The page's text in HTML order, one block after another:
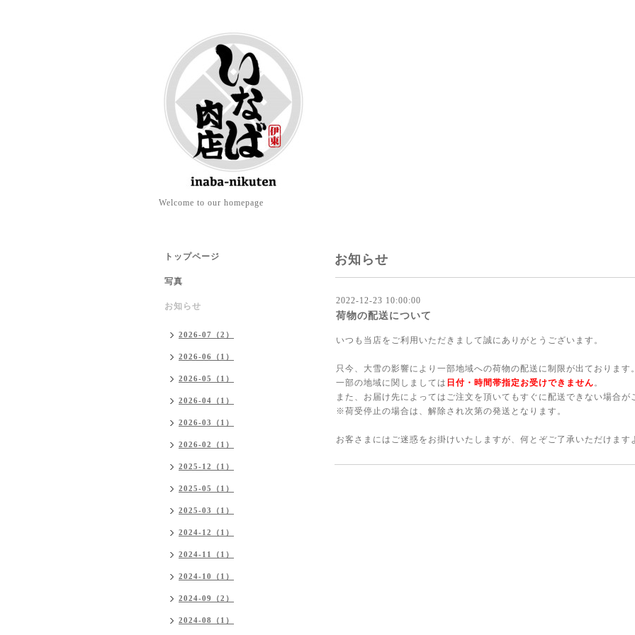
Welcome to our homepage
お知らせ
2022-12-23 10:00:00
荷物の配送について
いつも当店をご利用いただきまして誠にありがとうございます。
只今、大雪の影響により一部地域への荷物の配送に制限が出ております。
一部の地域に関しましては 日付・時間帯指定お受けできません。
また、お届け先によってはご注文を頂いてもすぐに配送できない場合が
※荷受停止の場合は、解除され次第の発送となります。
お客さまにはご迷惑をお掛けいたしますが、何とぞご了承いただけます
トップページ
写真
お知らせ
2026-07（2）
2026-06（1）
2026-05（1）
2026-04（1）
2026-03（1）
2026-02（1）
2025-12（1）
2025-05（1）
2025-03（1）
2024-12（1）
2024-11（1）
2024-10（1）
2024-09（2）
2024-08（1）